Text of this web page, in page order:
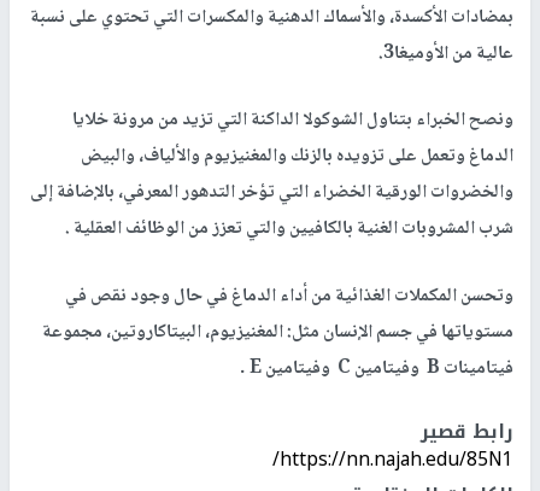
بمضادات الأكسدة، والأسماك الدهنية والمكسرات التي تحتوي على نسبة
عالية من الأوميغا3.
ونصح الخبراء بتناول الشوكولا الداكنة التي تزيد من مرونة خلايا
الدماغ وتعمل على تزويده بالزنك والمغنيزيوم والألياف، والبيض
والخضروات الورقية الخضراء التي تؤخر التدهور المعرفي، بالإضافة إلى
شرب المشروبات الغنية بالكافيين والتي تعزز من الوظائف العقلية .
وتحسن المكملات الغذائية من أداء الدماغ في حال وجود نقص في
مستوياتها في جسم الإنسان مثل: المغنيزيوم، البيتاكاروتين، مجموعة
فيتامينات B وفيتامين C وفيتامين E .
رابط قصير
https://nn.najah.edu/85N1/